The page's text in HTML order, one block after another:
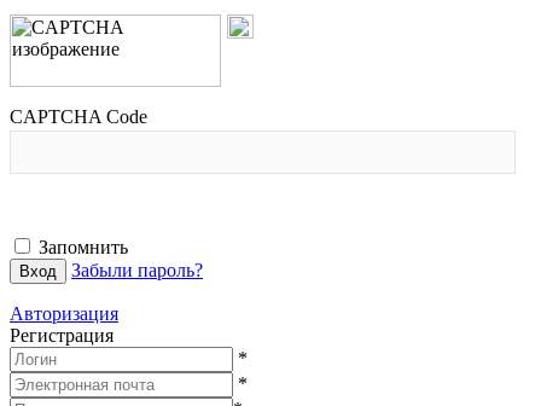
CAPTCHA Code
Запомнить
Забыли пароль?
Авторизация
Регистрация
*
*